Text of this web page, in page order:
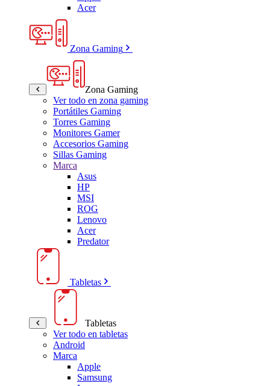
Acer
Zona Gaming
Zona Gaming
Ver todo en zona gaming
Portátiles Gaming
Torres Gaming
Monitores Gamer
Accesorios Gaming
Sillas Gaming
Marca
Asus
HP
MSI
ROG
Lenovo
Acer
Predator
Tabletas
Tabletas
Ver todo en tabletas
Android
Marca
Apple
Samsung